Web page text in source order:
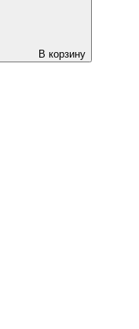
В корзину